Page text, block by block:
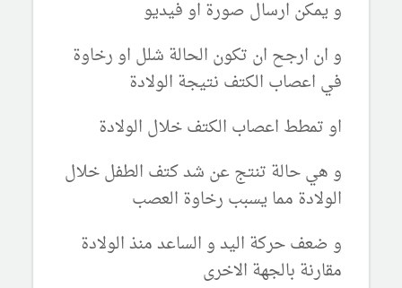
و يمكن ارسال صورة او فيديو
و ان ارجح ان تكون الحالة شلل او رخاوة
في اعصاب الكتف نتيجة الولادة
او تمطط اعصاب الكتف خلال الولادة
و هي حالة تنتج عن شد كتف الطفل خلال
الولادة مما يسبب رخاوة العصب
و ضعف حركة اليد و الساعد منذ الولادة
مقارنة بالجهة الاخرى